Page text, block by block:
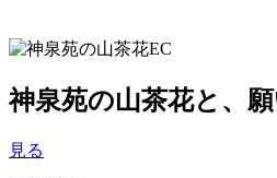
神泉苑の山茶花と、
見る